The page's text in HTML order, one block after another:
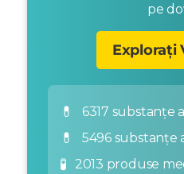
pe
Explorați
💊 6317 substanțe
💊 5496 substanțe
🧪 2013 produse